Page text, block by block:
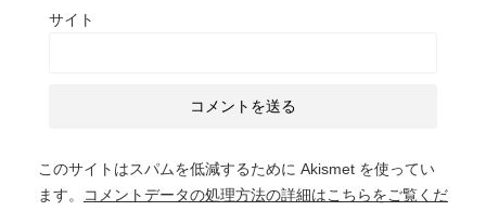
サイト
このサイトはスパムを低減するために Akismet を使ってい
ます。
コメントデータの処理方法の詳細はこちらをご覧くだ